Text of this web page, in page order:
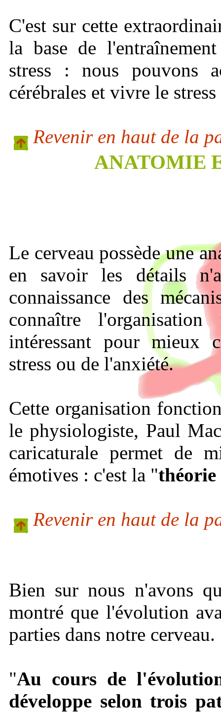
C'est sur cette
la base de
stress : nous pouvons
cérébrales et vivre le
Revenir en haut de la
ANATOMIE
Le cerveau possède une
en savoir les détails
connaissance des
connaître
intéressant pour mieux
stress ou de l'anxiété.
Cette organisation
le physiologiste, Paul
caricaturale permet de
émotives : c'est la "théorie
Revenir en haut de la
Bien sur nous n'avons
montré que l'évolution
parties dans notre cerveau.
"Au cours de
développe selon trois